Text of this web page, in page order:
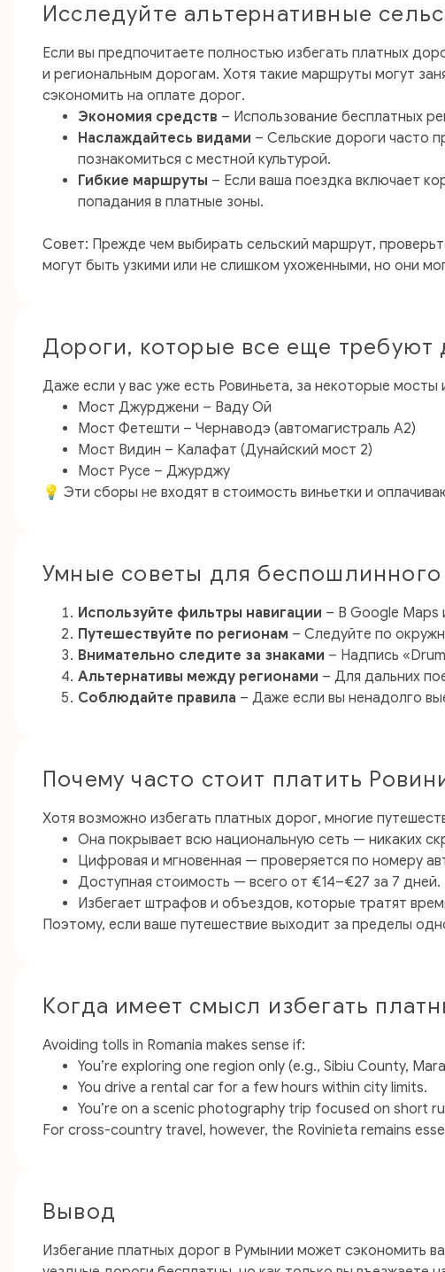
Исследуйте альтернативные
Если вы предпочитаете полностью избегать платных
и региональным дорогам. Хотя такие маршруты могут
сэкономить на оплате дорог.
Экономия средств – Использование бесплатных
Наслаждайтесь видами – Сельские дороги часто
познакомиться с местной культурой.
Гибкие маршруты – Если ваша поездка включает
попадания в платные зоны.
Совет: Прежде чем выбирать сельский маршрут,
могут быть узкими или не слишком ухоженными, но они
Дороги, которые все еще
Даже если у вас уже есть Ровиньета, за некоторые
Мост Джурджени – Ваду Ой
Мост Фетешти – Чернаводэ (автомагистраль A2)
Мост Видин – Калафат (Дунайский мост 2)
Мост Русе – Джурджу
💡 Эти сборы не входят в стоимость виньетки и
Умные советы для беспошлинного
Используйте фильтры навигации – В Google Maps
Путешествуйте по регионам – Следуйте по
Внимательно следите за знаками – Надпись
Альтернативы между регионами – Для дальних
Соблюдайте правила – Даже если вы ненадолго
Почему часто стоит платить
Хотя возможно избегать платных дорог, многие
Она покрывает всю национальную сеть — никаких
Цифровая и мгновенная — проверяется по номеру
Доступная стоимость — всего от €14–€27 за 7 дней.
Избегает штрафов и объездов, которые тратят
Поэтому, если ваше путешествие выходит за пределы
Когда имеет смысл избегать
Avoiding tolls in Romania makes sense if:
You’re exploring one region only (e.g., Sibiu County,
You drive a rental car for a few hours within city limits.
You’re on a scenic photography trip focused on short
For cross-country travel, however, the Rovinieta remains
Вывод
Избегание платных дорог в Румынии может сэкономить